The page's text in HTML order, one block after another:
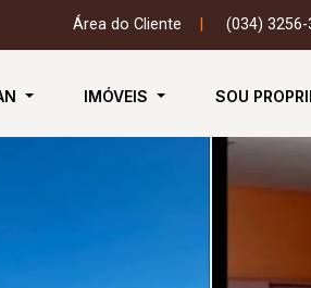
Área do Cliente (034) 3256-
IMÓVEIS SOU